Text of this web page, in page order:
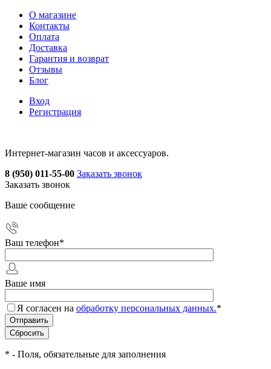
О магазине
Контакты
Оплата
Доставка
Гарантия и возврат
Отзывы
Блог
Вход
Регистрация
Интернет-магазин часов и аксессуаров.
8 (950) 011-55-00 Заказать звонок
Заказать звонок
Ваше сообщение
Ваш телефон*
Ваше имя
Я согласен на обработку персональных данных.*
* - Поля, обязательные для заполнения